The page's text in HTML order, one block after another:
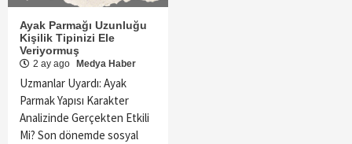
Ayak Parmağı Uzunluğu
Kişilik Tipinizi Ele
Veriyormuş
2 ay ago Medya Haber
Uzmanlar Uyardı: Ayak
Parmak Yapısı Karakter
Analizinde Gerçekten Etkili
Mi? Son dönemde sosyal